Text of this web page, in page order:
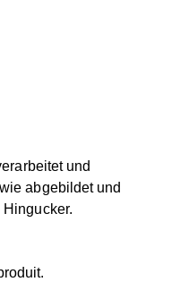
und
abgebildet und